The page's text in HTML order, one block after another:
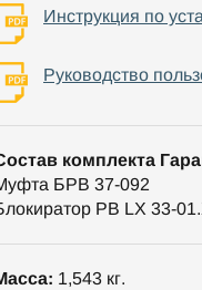
Инструкция по
Руководство
комплекта
БРВ 37-092
РВ LX 33-
1,543 кг.